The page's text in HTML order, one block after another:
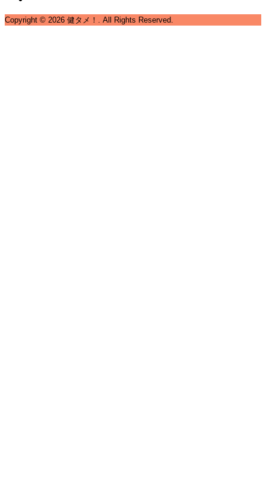
Copyright © 2026 健タメ！. All Rights Reserved.